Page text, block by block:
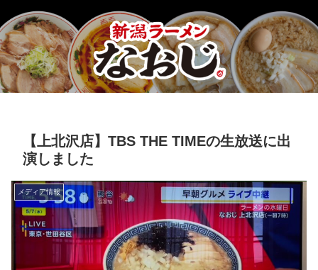
【上北沢店】TBS THE TIMEの生放送に出
演しました
メディア情報